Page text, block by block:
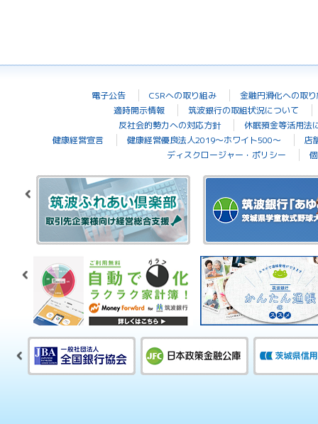
電子公告 CSRへの取り組み
金融円滑化への取
適時開示情報
筑波銀行の取組状況について
反社会的勢力への対応方針
休眠預金等活用法
健康経営宣言
健康経営優良法人2019～ホワイト500～
店
ディスクロージャー・ポリシー